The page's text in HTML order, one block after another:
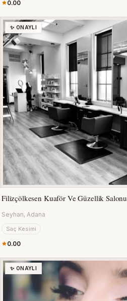
0.00
✨ ONAYLI
Filizçölkesen Kuaför Ve Güzellik Salonu
Seyhan, Adana
Saç Kesimi
0.00
✨ ONAYLI